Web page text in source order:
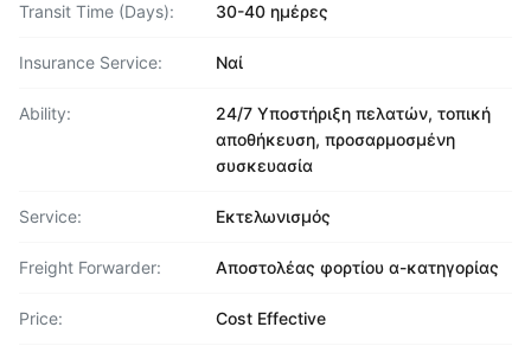
Transit Time (Days): 30-40 ημέρες
Insurance Service: Ναί
Ability:
24/7 Υποστήριξη πελατών, τοπική
αποθήκευση, προσαρμοσμένη
συσκευασία
Service: Εκτελωνισμός
Freight Forwarder: Αποστολέας φορτίου α-κατηγορίας
Price: Cost Effective